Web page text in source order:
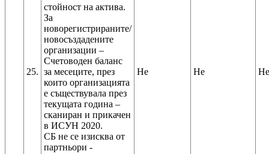
25.
стойност на актива.
За
новорегистрираните/
новосъздадените
организации –
Счетоводен баланс
за месеците, през
които организацията
е съществувала през
текущата година –
сканиран и прикачен
в ИСУН 2020.
СБ не се изисква от
партньори -
Не Не Не